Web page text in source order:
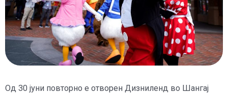
Од 30 јуни повторно е отворен Дизниленд во Шангај